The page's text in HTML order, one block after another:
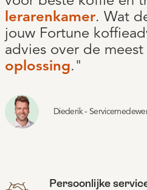
lerarenkamer. Wat
jouw Fortune
advies over de meest
oplossing."
Diederik -
Persoonlijke